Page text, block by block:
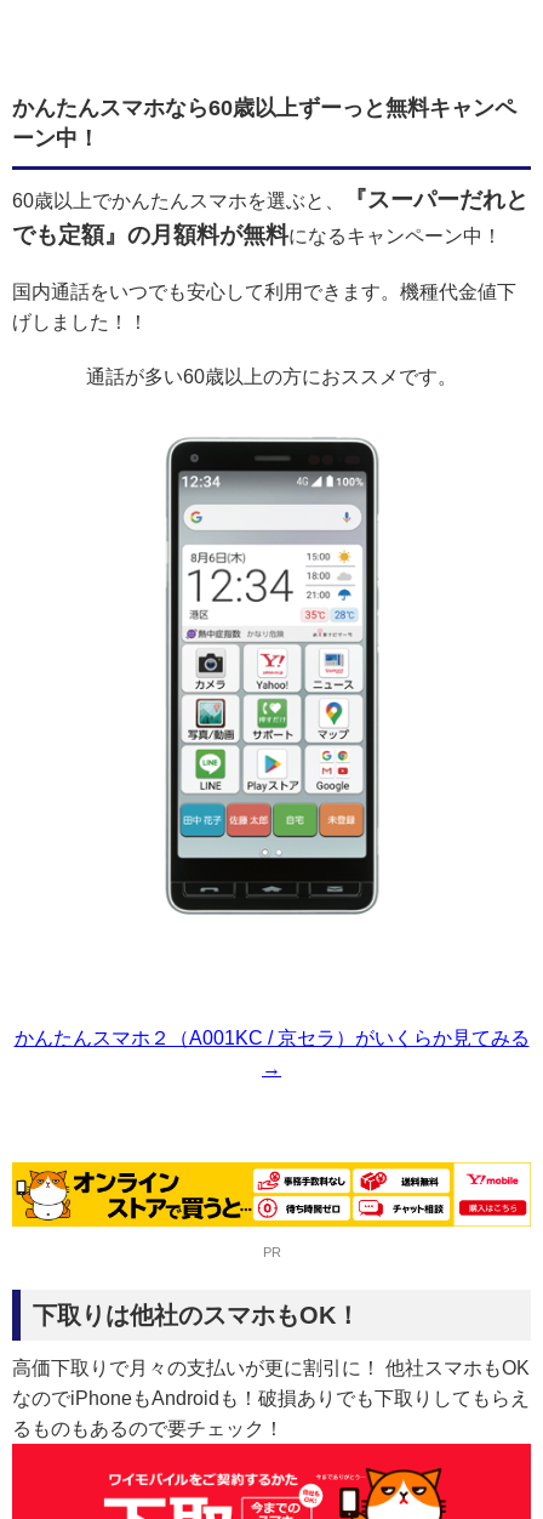
かんたんスマホなら60歳以上ずーっと無料キャンペ
ーン中！
60歳以上でかんたんスマホを選ぶと、
『スーパーだれと
でも定額』の月額料が無料になるキャンペーン中！
国内通話をいつでも安心して利用できます。機種代金値下
げしました！！
通話が多い60歳以上の方におススメです。
かんたんスマホ２（A001KC / 京セラ）がいくらか見てみる
→
PR
下取りは他社のスマホもOK！
高価下取りで月々の支払いが更に割引に！ 他社スマホもOK
なのでiPhoneもAndroidも！破損ありでも下取りしてもらえ
るものもあるので要チェック！